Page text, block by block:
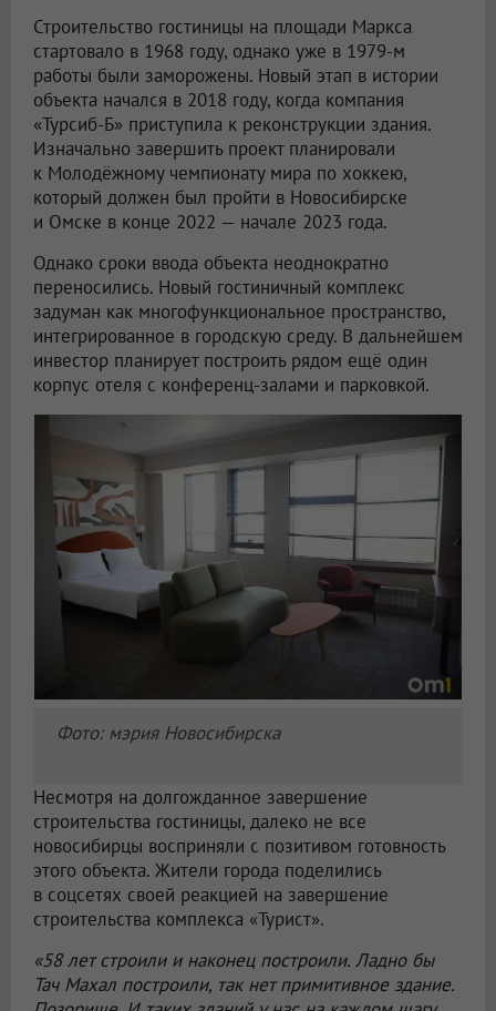
Строительство гостиницы на площади Маркса
стартовало в 1968 году, однако уже в 1979-м
работы были заморожены. Новый этап в истории
объекта начался в 2018 году, когда компания
«Турсиб-Б» приступила к реконструкции здания.
Изначально завершить проект планировали
к Молодёжному чемпионату мира по хоккею,
который должен был пройти в Новосибирске
и Омске в конце 2022 — начале 2023 года.
Однако сроки ввода объекта неоднократно
переносились. Новый гостиничный комплекс
задуман как многофункциональное пространство,
интегрированное в городскую среду. В дальнейшем
инвестор планирует построить рядом ещё один
корпус отеля с конференц-залами и парковкой.
Фото: мэрия Новосибирска
Несмотря на долгожданное завершение
строительства гостиницы, далеко не все
новосибирцы восприняли с позитивом готовность
этого объекта. Жители города поделились
в соцсетях своей реакцией на завершение
строительства комплекса «Турист».
«58 лет строили и наконец построили. Ладно бы
Тач Махал построили, так нет примитивное здание.